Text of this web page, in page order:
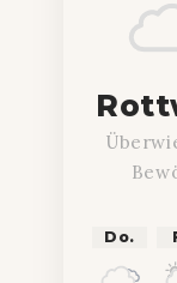
Do.